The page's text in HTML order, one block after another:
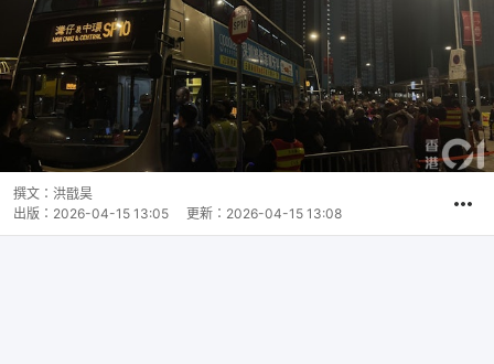
撰文： 洪戩昊
出版： 2026-04-15 13:05 更新： 2026-04-15 13:08